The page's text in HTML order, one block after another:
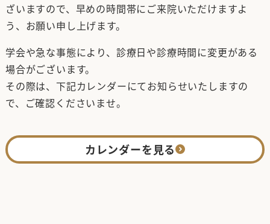
ざいますので、早めの時間帯にご来院いただけますよ
う、お願い申し上げます。
学会や急な事態により、診療日や診療時間に変更がある
場合がございます。
その際は、下記カレンダーにてお知らせいたしますの
で、ご確認くださいませ。
カレンダーを見る